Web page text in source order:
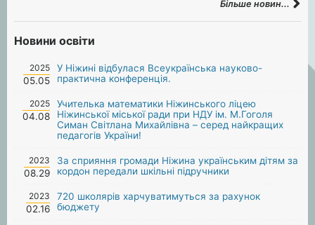
Більше новин...
Новини освіти
2025
05.05
У Ніжині відбулася Всеукраїнська науково-
практична конференція.
2025
04.08
Учителька математики Ніжинського ліцею
Ніжинської міської ради при НДУ ім. М.Гоголя
Симан Світлана Михайлівна – серед найкращих
педагогів України!
2023
08.29
За сприяння громади Ніжина українським дітям за
кордон передали шкільні підручники
2023
02.16
720 школярів харчуватимуться за рахунок
бюджету